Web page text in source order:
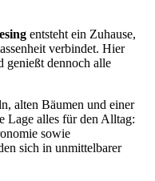
entsteht ein Zuhause,
verbindet. Hier
genießt dennoch alle
alten Bäumen und einer
Lage alles für den Alltag:
sowie
sich in unmittelbarer